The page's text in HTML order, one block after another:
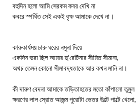
বহুদিন হলো আমি সেরকম কবর দেখি না
কবরে স্পর্ধিত সেই একই বৃক্ষ আমাকে দেখে না।
কারুকার্যময় চারু ঘরের নমুনা দিয়ে
একদিন ভরা ছিল আমার দু’রেটিনার সীমিত সীমানা,
অথচ তেমন কোনো সীমাবদ্ধতাকে আর কখন মানি না।
কী দারুণ বেদনা আমাকে তড়িতাহতের মতো কাঁপালো তুমুল
ক্ষরণের লাল স্রোত আজন্ম পুরোটা ভেতর উল্টে পাল্টে খেলো,